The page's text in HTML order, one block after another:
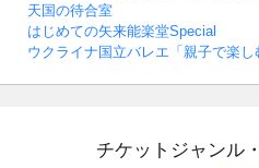
天国の待合室
はじめての矢来能楽堂Special
ウクライナ国立バレエ「親子で楽し
チケットジャンル